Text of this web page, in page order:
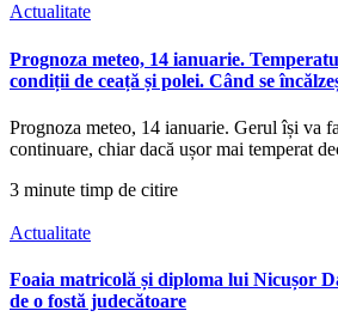
Actualitate
Prognoza meteo, 14 ianuarie.
condiții de ceață și polei. Când se
Prognoza meteo, 14 ianuarie. Gerul își va
continuare, chiar dacă ușor mai temperat
3 minute timp de citire
Actualitate
Foaia matricolă și diploma lui Nicușor
de o fostă judecătoare